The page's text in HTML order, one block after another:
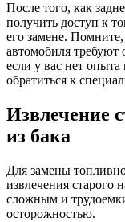
После того, как
получить доступ к
его замене.
автомобиля требуют
если у вас нет
обратиться к
Извлечение
из бака
Для замены
извлечения старого
сложным и
осторожностью.